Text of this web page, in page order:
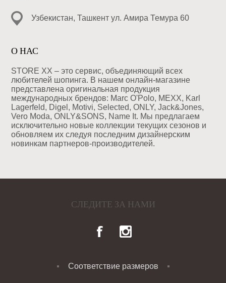
Узбекистан, Ташкент ул. Амира Темура 60
О НАС
STORE XX – это сервис, объединяющий всех
любителей шопинга. В нашем онлайн-магазине
представлена оригинальная продукция
международных брендов: Marc O'Polo, MEXX, Karl
Lagerfeld, Digel, Motivi, Selected, ONLY, Jack&Jones,
Vero Moda, ONLY&SONS, Name It. Мы предлагаем
исключительно новые коллекции текущих сезонов и
обновляем их следуя последним дизайнерским
новинкам партнеров-производителей.
СЛЕДИТЕ ЗА НАМИ
Соответствие размеров